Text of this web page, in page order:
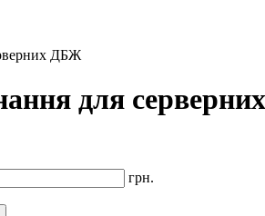
ДБЖ
для
грн.